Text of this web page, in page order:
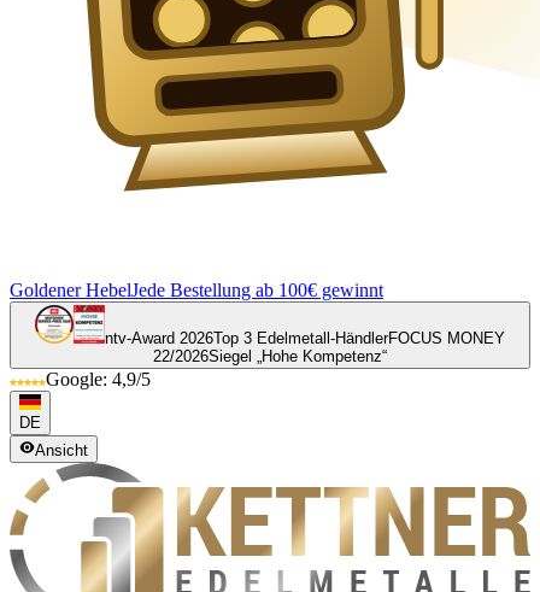
Goldener HebelJede Bestellung ab 100€ gewinnt
ntv-Award 2026Top 3 Edelmetall-HändlerFOCUS MONEY
22/2026Siegel „Hohe Kompetenz“
Google: 4,9/5
DE
Ansicht